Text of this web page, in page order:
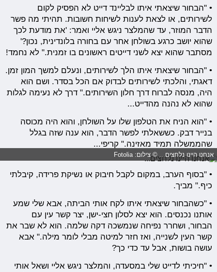
• "הבחור שיצאתי איתו לבליינד דייט לא הפסיק לקום
לשירותים, או לצאת לענות לשיחות חשובות. תהיתי מה פשר
הדבר המוזר, עד שהמלצר ניגש אליי ואמר: 'את מודעת לכך
שהוא יושב כרגע בשולחן אחר עם בחורה בלונדינית, נכון?'
מסתבר שהוא יצא לשני דייטים ראשונים בו זמנית." לא נחמד!
• "הבחור שיצאתי איתו הלך לשירותים, ונעלם למשך המון זמן.
דאגתי, והלכתי לשירותים לבדוק אם הכל בסדר. ושם הוא
היה, מנסה לברוח דרך חלון השירותים." דרך לא נעימה לגלות
שהוא לא נהנה מהדייט...
• "הוא הניח את הטלפון שלו על השולחן, והוא היה מכוסה
בנייר דבק. כששאלתי לפשר הדבר, הוא ענה שזה בגלל
שהממשלה תמיד מאזינה." קריפי...
אנחנו היינו נלחצים... © צילום: Fotolia
• "בסוף הערב, במקום לקבל חיבוק או נשיקת פרידה, קיבלתי
כיף." מביך.
• "כשהבחור שיצאתי איתו לקח אותי הביתה, אבא שלי שמע
אותנו נכנסים. הוא יצא לסלון חצי-ישן, יצר קשר עין עם
הבחור, ושחרר נפיחה שנמשכה דקה שלמה. הוא לא שבר את
קשר העין לשנייה, ואז חזר למיטה מבלי לומר מילה." אבא
עושה בושות, אבל עד כדי כך?
• "חיכיתי לדייט שלי במסעדה, והמלצר ניגש אליי ושאל אותי